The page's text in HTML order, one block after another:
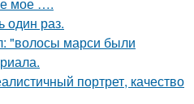
мое ….
один раз.
"волосы марси были
портрет, качество